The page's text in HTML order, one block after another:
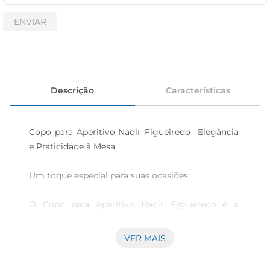
ENVIAR
Descrição Características
Copo para Aperitivo Nadir Figueiredo  Elegância
e Praticidade à Mesa
Um toque especial para suas ocasiões
O Copo para Aperitivo Nadir Figueiredo é a
de sofisticação e praticidade às suas reuniões e
VER MAIS